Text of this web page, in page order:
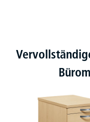
Produktgalerie überspringen